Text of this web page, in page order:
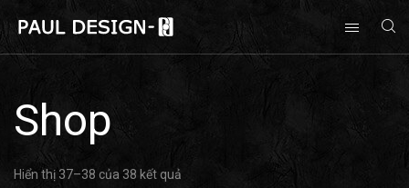
Shop
Hiển thị 37–38 của 38 kết quả